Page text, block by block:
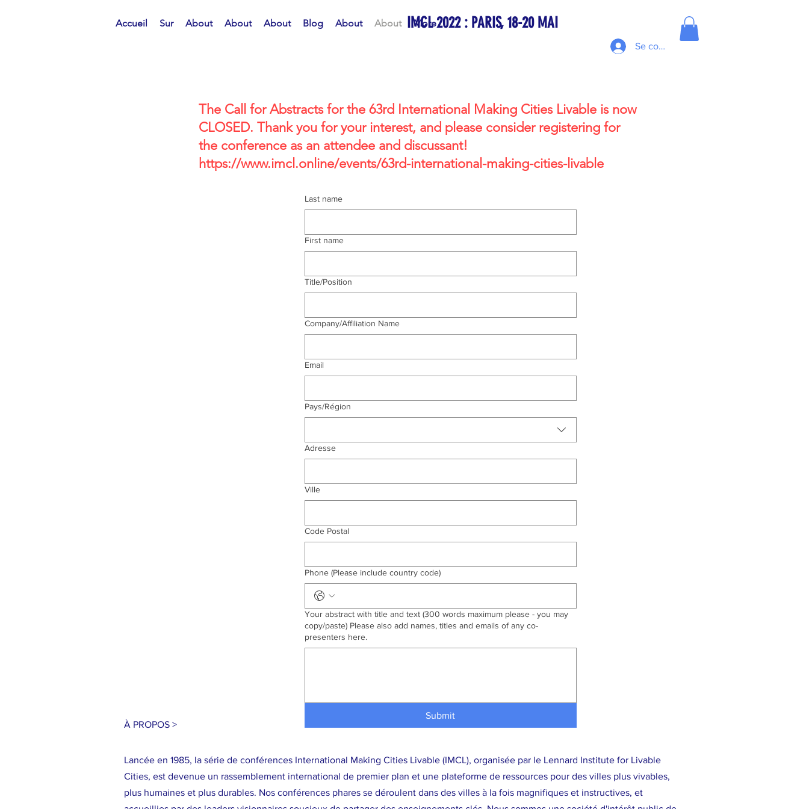
IMCL 2022 : PARIS, 18-20 MAI
Accueil Sur About About About Blog About About More
Se connecter
The Call for Abstracts for the 63rd International Making Cities Livable is now
CLOSED. Thank you for your interest, and please consider registering for
the conference as an attendee and discussant!
https://www.imcl.online/events/63rd-international-making-cities-livable
Last name
First name
Title/Position
Company/Affiliation Name
Email
Multi-line address
Pays/Région
Adresse
Ville
Code Postal
Phone (Please include country code)
Your abstract with title and text (300 words maximum please - you may
copy/paste) Please also add names, titles and emails of any co-
presenters here.
Submit
À PROPOS >
Lancée en 1985, la série de conférences International Making Cities Livable (IMCL), organisée par le Lennard Institute for Livable
Cities, est devenue un rassemblement international de premier plan et une plateforme de ressources pour des villes plus vivables,
plus humaines et plus durables. Nos conférences phares se déroulent dans des villes à la fois magnifiques et instructives, et